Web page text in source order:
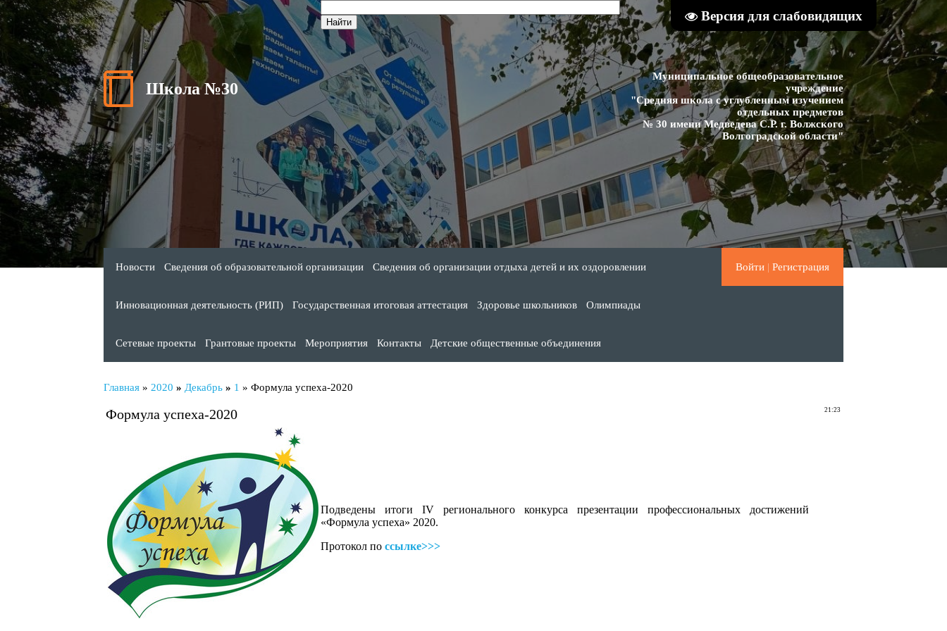
Версия для слабовидящих
Школа №30
Муниципальное общеобразовательное
учреждение
"Средняя школа с углубленным изучением
отдельных предметов
№ 30 имени Медведева С.Р. г. Волжского
Волгоградской области"
Войти | Регистрация
Новости Сведения об образовательной организации Сведения об организации отдыха детей и их оздоровлении
Инновационная деятельность (РИП) Государственная итоговая аттестация Здоровье школьников Олимпиады
Сетевые проекты Грантовые проекты Мероприятия Контакты Детские общественные объединения
Главная » 2020 » Декабрь » 1 » Формула успеха-2020
21:23
Формула успеха-2020
Подведены итоги IV регионального конкурса презентации профессиональных достижений
«Формула успеха» 2020.
Протокол по ссылке>>>